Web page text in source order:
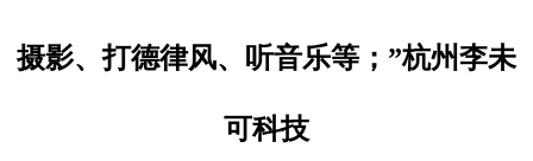
摄影、打德律风、听音乐等；”杭州李未
可科技